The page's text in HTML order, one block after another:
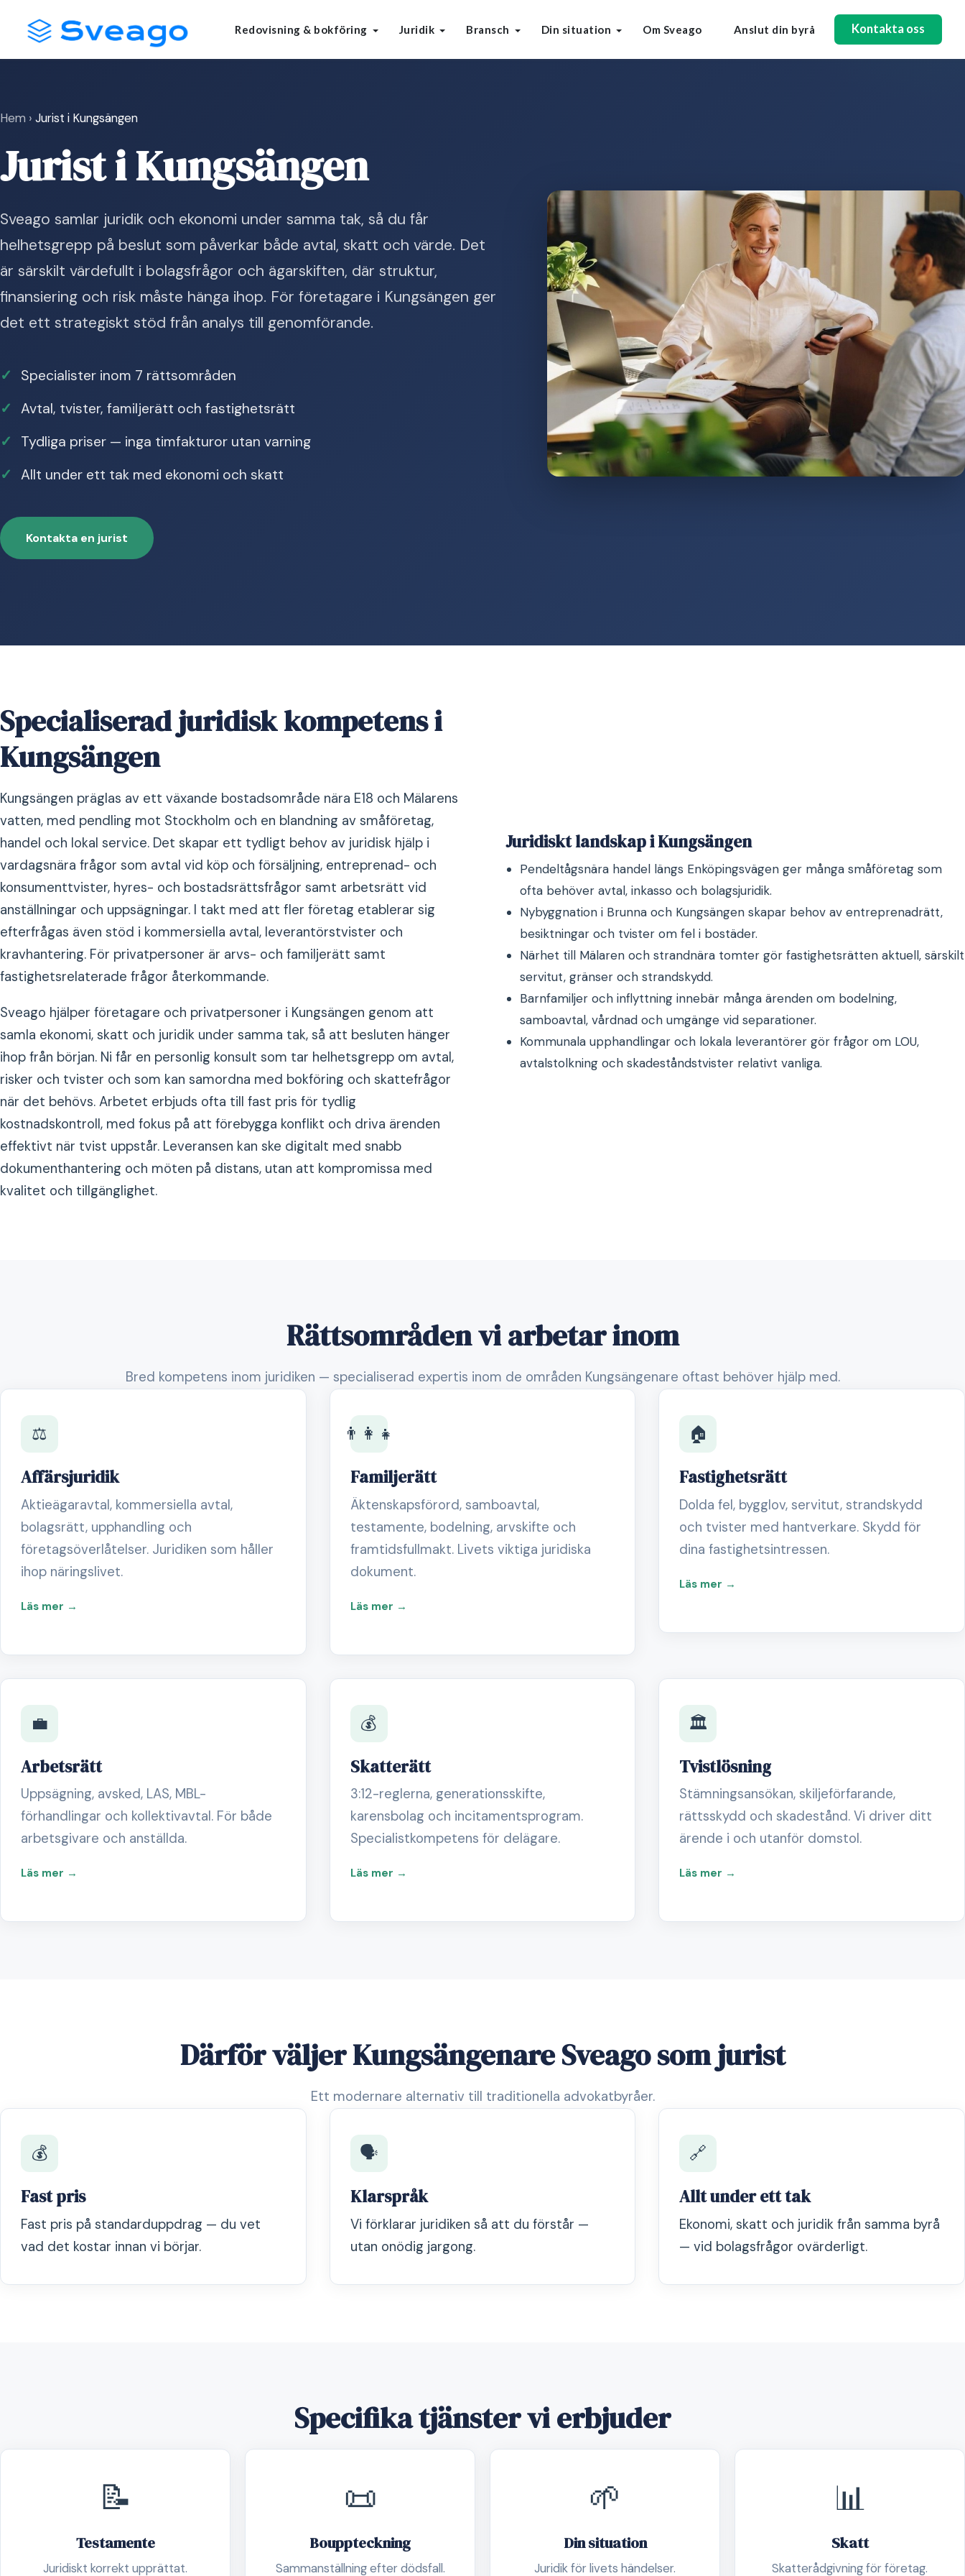
Redovisning & bokföring Juridik Bransch Din situation Om Sveago Anslut din byrå Kontakta oss
Hem › Jurist i Kungsängen
Jurist i Kungsängen
Sveago samlar juridik och ekonomi under samma tak, så du får
helhetsgrepp på beslut som påverkar både avtal, skatt och värde. Det
är särskilt värdefullt i bolagsfrågor och ägarskiften, där struktur,
finansiering och risk måste hänga ihop. För företagare i Kungsängen ger
det ett strategiskt stöd från analys till genomförande.
Specialister inom 7 rättsområden
Avtal, tvister, familjerätt och fastighetsrätt
Tydliga priser — inga timfakturor utan varning
Allt under ett tak med ekonomi och skatt
Kontakta en jurist
Specialiserad juridisk kompetens i
Kungsängen
Kungsängen präglas av ett växande bostadsområde nära E18 och Mälarens
vatten, med pendling mot Stockholm och en blandning av småföretag,
handel och lokal service. Det skapar ett tydligt behov av juridisk hjälp i
vardagsnära frågor som avtal vid köp och försäljning, entreprenad- och
konsumenttvister, hyres- och bostadsrättsfrågor samt arbetsrätt vid
anställningar och uppsägningar. I takt med att fler företag etablerar sig
efterfrågas även stöd i kommersiella avtal, leverantörstvister och
kravhantering. För privatpersoner är arvs- och familjerätt samt
fastighetsrelaterade frågor återkommande.
Sveago hjälper företagare och privatpersoner i Kungsängen genom att
samla ekonomi, skatt och juridik under samma tak, så att besluten hänger
ihop från början. Ni får en personlig konsult som tar helhetsgrepp om avtal,
risker och tvister och som kan samordna med bokföring och skattefrågor
när det behövs. Arbetet erbjuds ofta till fast pris för tydlig
kostnadskontroll, med fokus på att förebygga konflikt och driva ärenden
effektivt när tvist uppstår. Leveransen kan ske digitalt med snabb
dokumenthantering och möten på distans, utan att kompromissa med
kvalitet och tillgänglighet.
Juridiskt landskap i Kungsängen
Pendeltågsnära handel längs Enköpingsvägen ger många småföretag som
ofta behöver avtal, inkasso och bolagsjuridik.
Nybyggnation i Brunna och Kungsängen skapar behov av entreprenadrätt,
besiktningar och tvister om fel i bostäder.
Närhet till Mälaren och strandnära tomter gör fastighetsrätten aktuell, särskilt
servitut, gränser och strandskydd.
Barnfamiljer och inflyttning innebär många ärenden om bodelning,
samboavtal, vårdnad och umgänge vid separationer.
Kommunala upphandlingar och lokala leverantörer gör frågor om LOU,
avtalstolkning och skadeståndstvister relativt vanliga.
Rättsområden vi arbetar inom
Bred kompetens inom juridiken — specialiserad expertis inom de områden Kungsängenare oftast behöver hjälp med.
⚖️
Affärsjuridik
Aktieägaravtal, kommersiella avtal,
bolagsrätt, upphandling och
företagsöverlåtelser. Juridiken som håller
ihop näringslivet.
Läs mer →
👨‍👩‍👧
Familjerätt
Äktenskapsförord, samboavtal,
testamente, bodelning, arvskifte och
framtidsfullmakt. Livets viktiga juridiska
dokument.
Läs mer →
🏠
Fastighetsrätt
Dolda fel, bygglov, servitut, strandskydd
och tvister med hantverkare. Skydd för
dina fastighetsintressen.
Läs mer →
💼
Arbetsrätt
Uppsägning, avsked, LAS, MBL-
förhandlingar och kollektivavtal. För både
arbetsgivare och anställda.
Läs mer →
💰
Skatterätt
3:12-reglerna, generationsskifte,
karensbolag och incitamentsprogram.
Specialistkompetens för delägare.
Läs mer →
🏛️
Tvistlösning
Stämningsansökan, skiljeförfarande,
rättsskydd och skadestånd. Vi driver ditt
ärende i och utanför domstol.
Läs mer →
Därför väljer Kungsängenare Sveago som jurist
Ett modernare alternativ till traditionella advokatbyråer.
💰
Fast pris
Fast pris på standarduppdrag — du vet
vad det kostar innan vi börjar.
🗣️
Klarspråk
Vi förklarar juridiken så att du förstår —
utan onödig jargong.
🔗
Allt under ett tak
Ekonomi, skatt och juridik från samma byrå
— vid bolagsfrågor ovärderligt.
Specifika tjänster vi erbjuder
📝
Testamente
Juridiskt korrekt upprättat.
📜
Bouppteckning
Sammanställning efter dödsfall.
🌱
Din situation
Juridik för livets händelser.
📊
Skatt
Skatterådgivning för företag.